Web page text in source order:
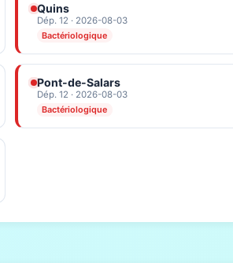
Quins
Dép. 12 · 2026-08-03
Bactériologique
Pont-de-Salars
Dép. 12 · 2026-08-03
Bactériologique